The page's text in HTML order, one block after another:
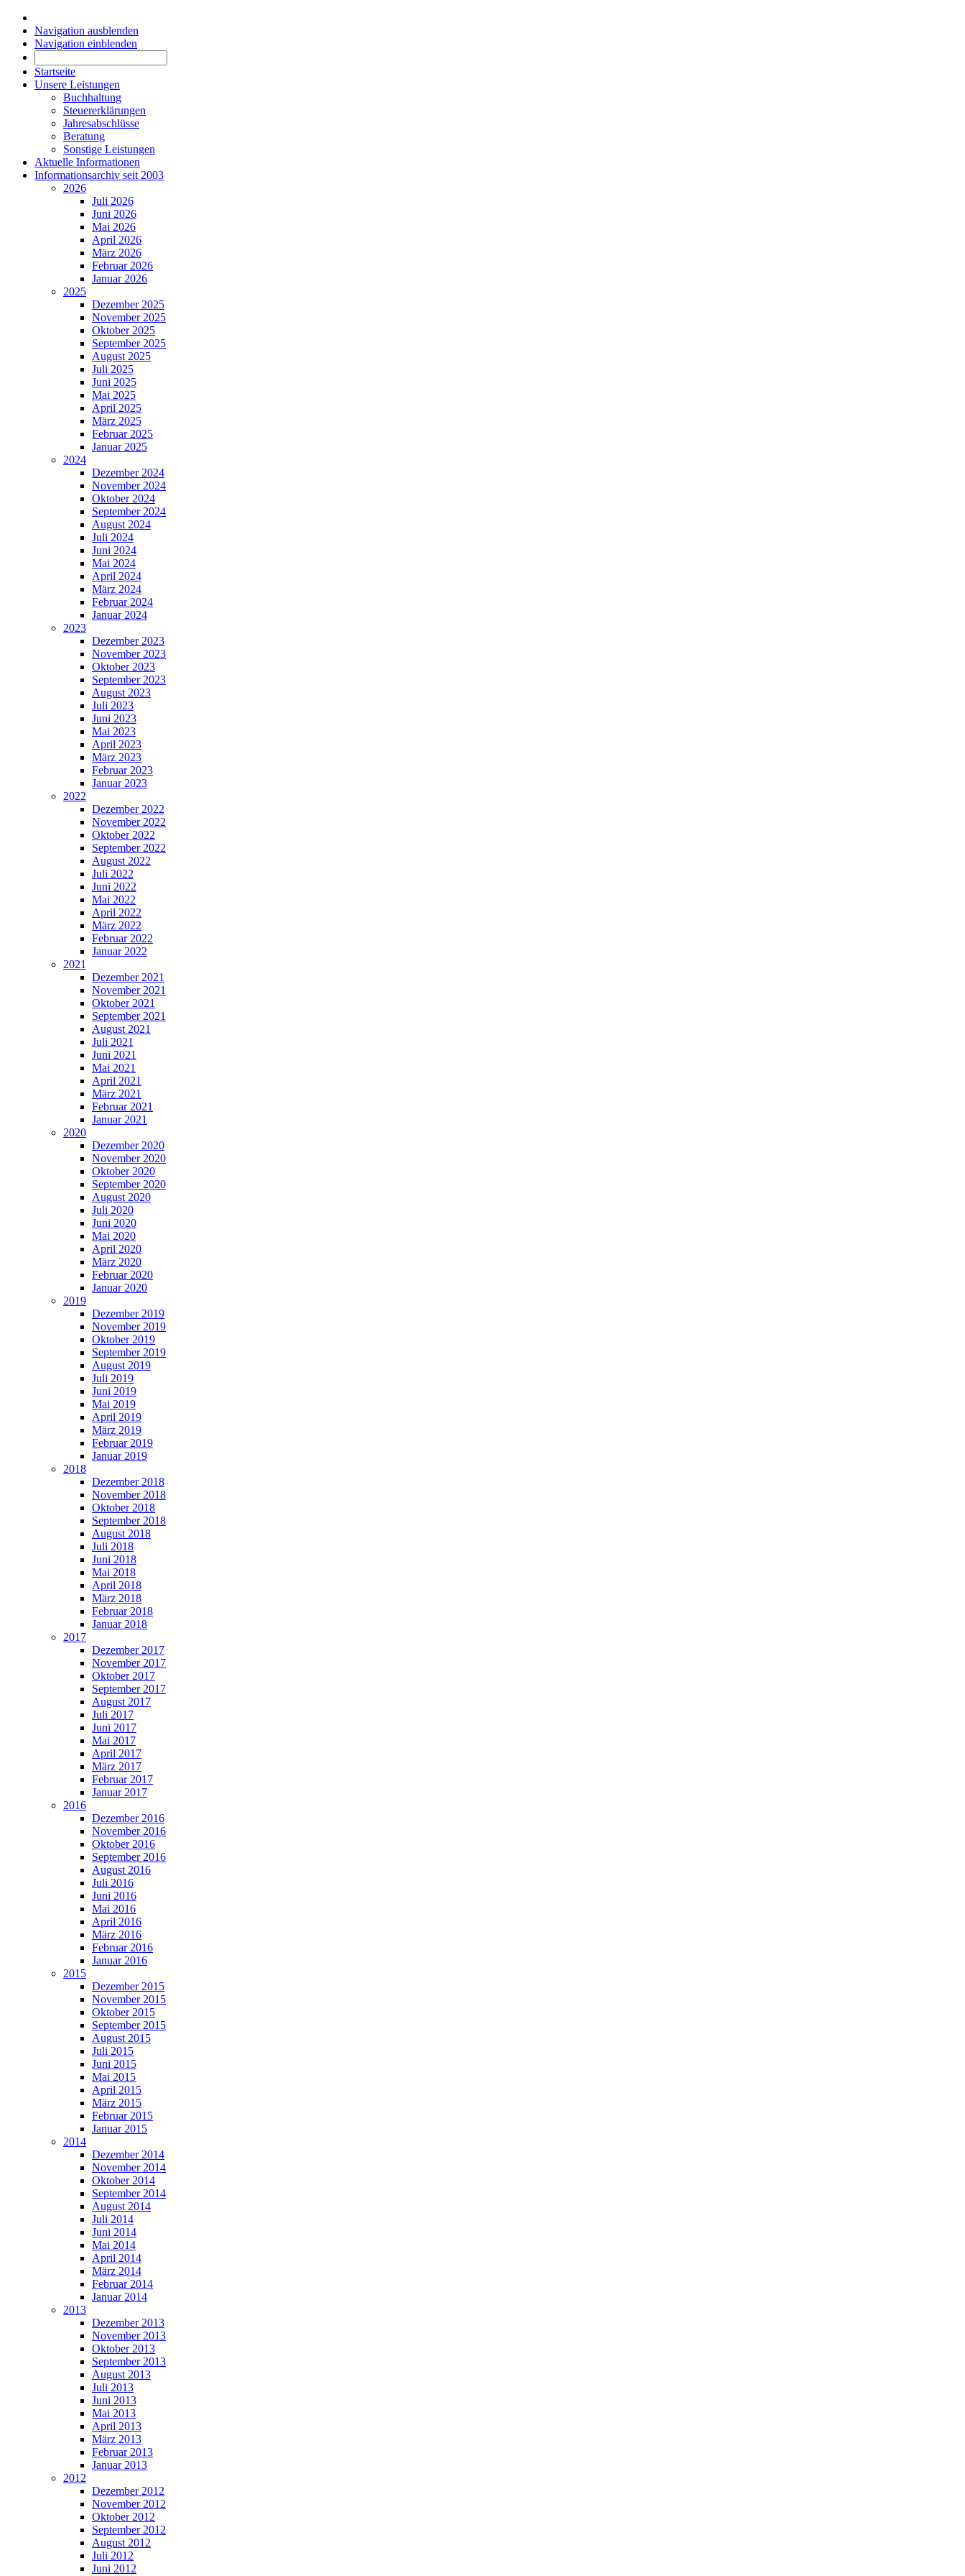
Navigation ausblenden
Navigation einblenden
Startseite
Unsere Leistungen
Buchhaltung
Steuererklärungen
Jahresabschlüsse
Beratung
Sonstige Leistungen
Aktuelle Informationen
Informationsarchiv seit 2003
2026
Juli 2026
Juni 2026
Mai 2026
April 2026
März 2026
Februar 2026
Januar 2026
2025
Dezember 2025
November 2025
Oktober 2025
September 2025
August 2025
Juli 2025
Juni 2025
Mai 2025
April 2025
März 2025
Februar 2025
Januar 2025
2024
Dezember 2024
November 2024
Oktober 2024
September 2024
August 2024
Juli 2024
Juni 2024
Mai 2024
April 2024
März 2024
Februar 2024
Januar 2024
2023
Dezember 2023
November 2023
Oktober 2023
September 2023
August 2023
Juli 2023
Juni 2023
Mai 2023
April 2023
März 2023
Februar 2023
Januar 2023
2022
Dezember 2022
November 2022
Oktober 2022
September 2022
August 2022
Juli 2022
Juni 2022
Mai 2022
April 2022
März 2022
Februar 2022
Januar 2022
2021
Dezember 2021
November 2021
Oktober 2021
September 2021
August 2021
Juli 2021
Juni 2021
Mai 2021
April 2021
März 2021
Februar 2021
Januar 2021
2020
Dezember 2020
November 2020
Oktober 2020
September 2020
August 2020
Juli 2020
Juni 2020
Mai 2020
April 2020
März 2020
Februar 2020
Januar 2020
2019
Dezember 2019
November 2019
Oktober 2019
September 2019
August 2019
Juli 2019
Juni 2019
Mai 2019
April 2019
März 2019
Februar 2019
Januar 2019
2018
Dezember 2018
November 2018
Oktober 2018
September 2018
August 2018
Juli 2018
Juni 2018
Mai 2018
April 2018
März 2018
Februar 2018
Januar 2018
2017
Dezember 2017
November 2017
Oktober 2017
September 2017
August 2017
Juli 2017
Juni 2017
Mai 2017
April 2017
März 2017
Februar 2017
Januar 2017
2016
Dezember 2016
November 2016
Oktober 2016
September 2016
August 2016
Juli 2016
Juni 2016
Mai 2016
April 2016
März 2016
Februar 2016
Januar 2016
2015
Dezember 2015
November 2015
Oktober 2015
September 2015
August 2015
Juli 2015
Juni 2015
Mai 2015
April 2015
März 2015
Februar 2015
Januar 2015
2014
Dezember 2014
November 2014
Oktober 2014
September 2014
August 2014
Juli 2014
Juni 2014
Mai 2014
April 2014
März 2014
Februar 2014
Januar 2014
2013
Dezember 2013
November 2013
Oktober 2013
September 2013
August 2013
Juli 2013
Juni 2013
Mai 2013
April 2013
März 2013
Februar 2013
Januar 2013
2012
Dezember 2012
November 2012
Oktober 2012
September 2012
August 2012
Juli 2012
Juni 2012